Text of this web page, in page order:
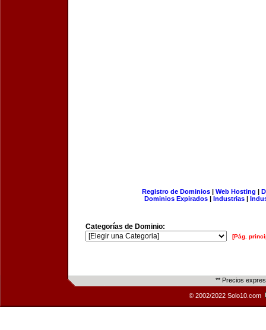
Registro de Dominios| Web Hosting |
Dominios Expirados | Industrias |
Categorías de Dominio:
[Pág.
** Precios
© 2002/2022 Solo10.com